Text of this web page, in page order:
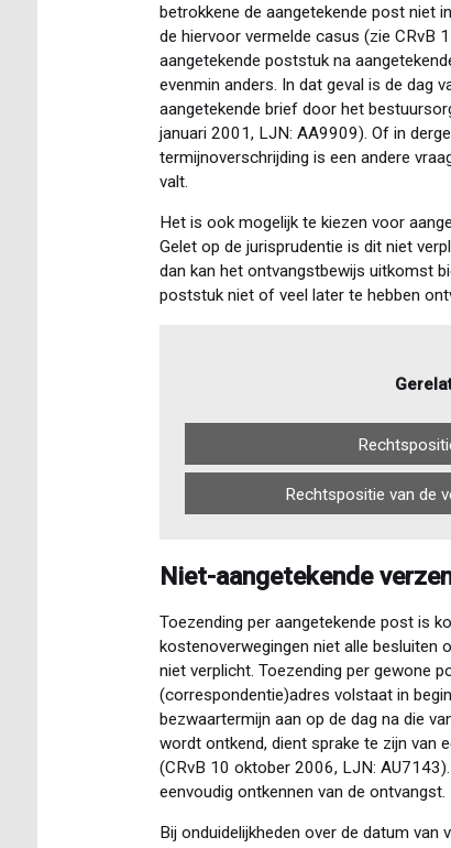
betrokkene de aangetekende post niet
de hiervoor vermelde casus (zie CRvB
aangetekende poststuk na
evenmin anders. In dat geval is de dag
aangetekende brief door het
januari 2001, LJN: AA9909). Of in
termijnoverschrijding is een andere
valt.
Het is ook mogelijk te kiezen voor
Gelet op de jurisprudentie is dit niet
dan kan het ontvangstbewijs uitkomst
poststuk niet of veel later te hebben
Rechtspositie van de
Niet-aangetekende
Toezending per aangetekende post is
kostenoverwegingen niet alle besluiten
niet verplicht. Toezending per gewone
(correspondentie)adres volstaat in
bezwaartermijn aan op de dag na die
wordt ontkend, dient sprake te zijn van
(CRvB 10 oktober 2006, LJN:
eenvoudig ontkennen van de ontvangst.
Bij onduidelijkheden over de datum van